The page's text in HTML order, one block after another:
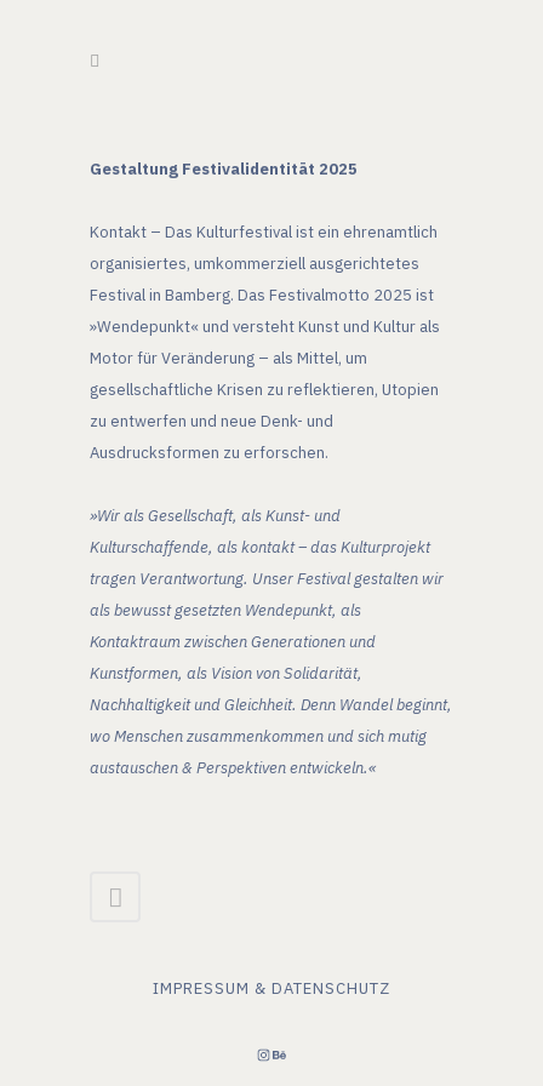
Gestaltung Festivalidentität 2025
Kontakt – Das Kulturfestivalist ein ehrenamtlich
organisiertes, umkommerziell ausgerichtetes
Festival in Bamberg. Das Festivalmotto 2025 ist
»Wendepunkt« und versteht Kunst und Kultur als
Motor für Veränderung – als Mittel, um
gesellschaftliche Krisen zu reflektieren, Utopien
zu entwerfen und neue Denk- und
Ausdrucksformen zu erforschen.
»Wir als Gesellschaft, als Kunst- und
Kulturschaffende, als kontakt – das Kulturprojekt
tragen Verantwortung. Unser Festival gestalten wir
als bewusst gesetzten Wendepunkt, als
Kontaktraum zwischen Generationen und
Kunstformen, als Vision von Solidarität,
Nachhaltigkeit und Gleichheit. Denn Wandel beginnt,
wo Menschen zusammenkommen und sich mutig
austauschen & Perspektiven entwickeln.«
IMPRESSUM & DATENSCHUTZ
INSTAGRAM
BEHANCE